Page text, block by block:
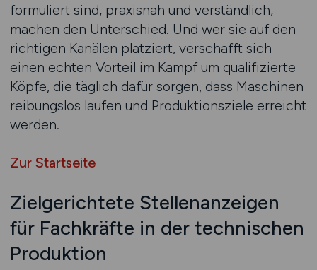
formuliert sind, praxisnah und verständlich,
machen den Unterschied. Und wer sie auf den
richtigen Kanälen platziert, verschafft sich
einen echten Vorteil im Kampf um qualifizierte
Köpfe, die täglich dafür sorgen, dass Maschinen
reibungslos laufen und Produktionsziele erreicht
werden.
Zur Startseite
Zielgerichtete Stellenanzeigen
für Fachkräfte in der technischen
Produktion